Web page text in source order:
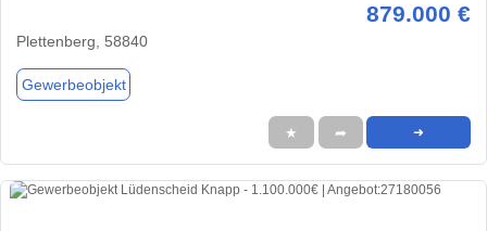
879.000 €
Plettenberg, 58840
Gewerbeobjekt
★ ➦ ➜